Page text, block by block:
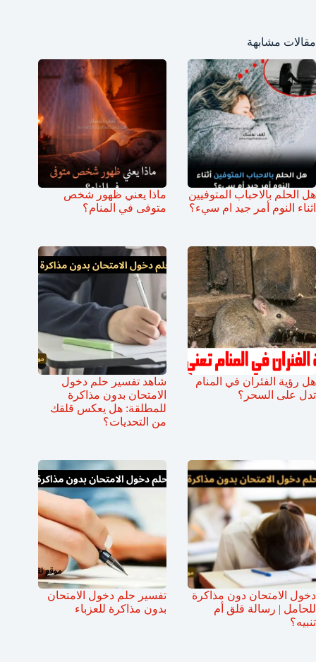
مقالات مشابهة
هل الحلم بالاحباب المتوفيين
اثناء النوم أمر جيد ام سيء؟
ماذا يعني ظهور شخص
متوفى في المنام؟
هل رؤية الفئران في المنام
تدل على السحر؟
شاهد تفسير حلم دخول
الامتحان بدون مذاكرة
للمطلقة: هل يعكس قلقك
من التحديات؟
دخول الامتحان دون مذاكرة
للحامل | رسالة قلق أم
تنبيه؟
تفسير حلم دخول الامتحان
بدون مذاكرة للعزباء